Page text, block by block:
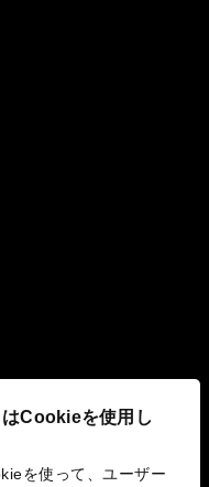
Cookieを使用し
を使って、ユーザー